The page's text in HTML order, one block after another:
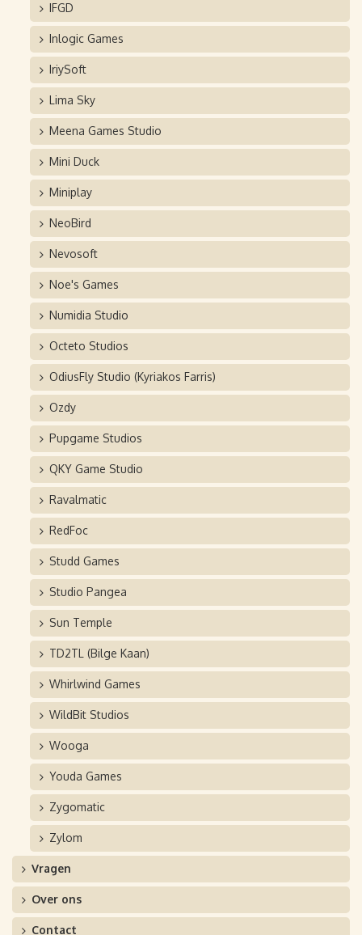
IFGD
Inlogic Games
IriySoft
Lima Sky
Meena Games Studio
Mini Duck
Miniplay
NeoBird
Nevosoft
Noe's Games
Numidia Studio
Octeto Studios
OdiusFly Studio (Kyriakos Farris)
Ozdy
Pupgame Studios
QKY Game Studio
Ravalmatic
RedFoc
Studd Games
Studio Pangea
Sun Temple
TD2TL (Bilge Kaan)
Whirlwind Games
WildBit Studios
Wooga
Youda Games
Zygomatic
Zylom
Vragen
Over ons
Contact